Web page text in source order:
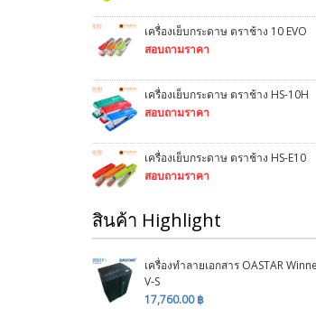
เครื่องเย็บกระดาษ ตราช้าง 10 EVO
สอบถามราคา
เครื่องเย็บกระดาษ ตราช้าง HS-10H
สอบถามราคา
เครื่องเย็บกระดาษ ตราช้าง HS-E10
สอบถามราคา
สินค้า Highlight
เครื่องทำลายเอกสาร OASTAR
V-S
17,760.00 ฿